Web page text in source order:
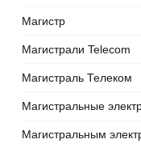
Магистр
Магистрали Telecom
Магистраль Телеком
Магистральные
Магистральным